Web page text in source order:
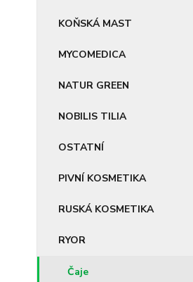
KOŇSKÁ MAST
MYCOMEDICA
NATUR GREEN
NOBILIS TILIA
OSTATNÍ
PIVNÍ KOSMETIKA
RUSKÁ KOSMETIKA
RYOR
Čaje